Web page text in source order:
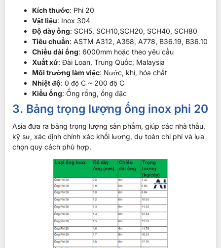
Kích thước: Phi 20
Vật liệu: Inox 304
Độ dày ống: SCH5, SCH10,SCH20, SCH40, SCH80
Tiêu chuẩn: ASTM A312, A358, A778, B36.19, B36.10
Chiều dài ống: 6000mm hoặc theo yêu cầu
Xuất xứ: Đài Loan, Trung Quốc, Malaysia
Môi trường làm việc: Nước, khí, hóa chất
Nhiệt độ: 0 độ C ~ 200 độ C
Kiểu ống: Ống rỗng, ống đặc
3. Bảng trọng lượng ống inox phi 20
Asia đưa ra bảng trọng lượng sản phẩm, giúp các nhà thầu,
kỹ sư, xác định chính xác khối lượng, dự toán chi phí và lựa
chọn quy cách phù hợp.